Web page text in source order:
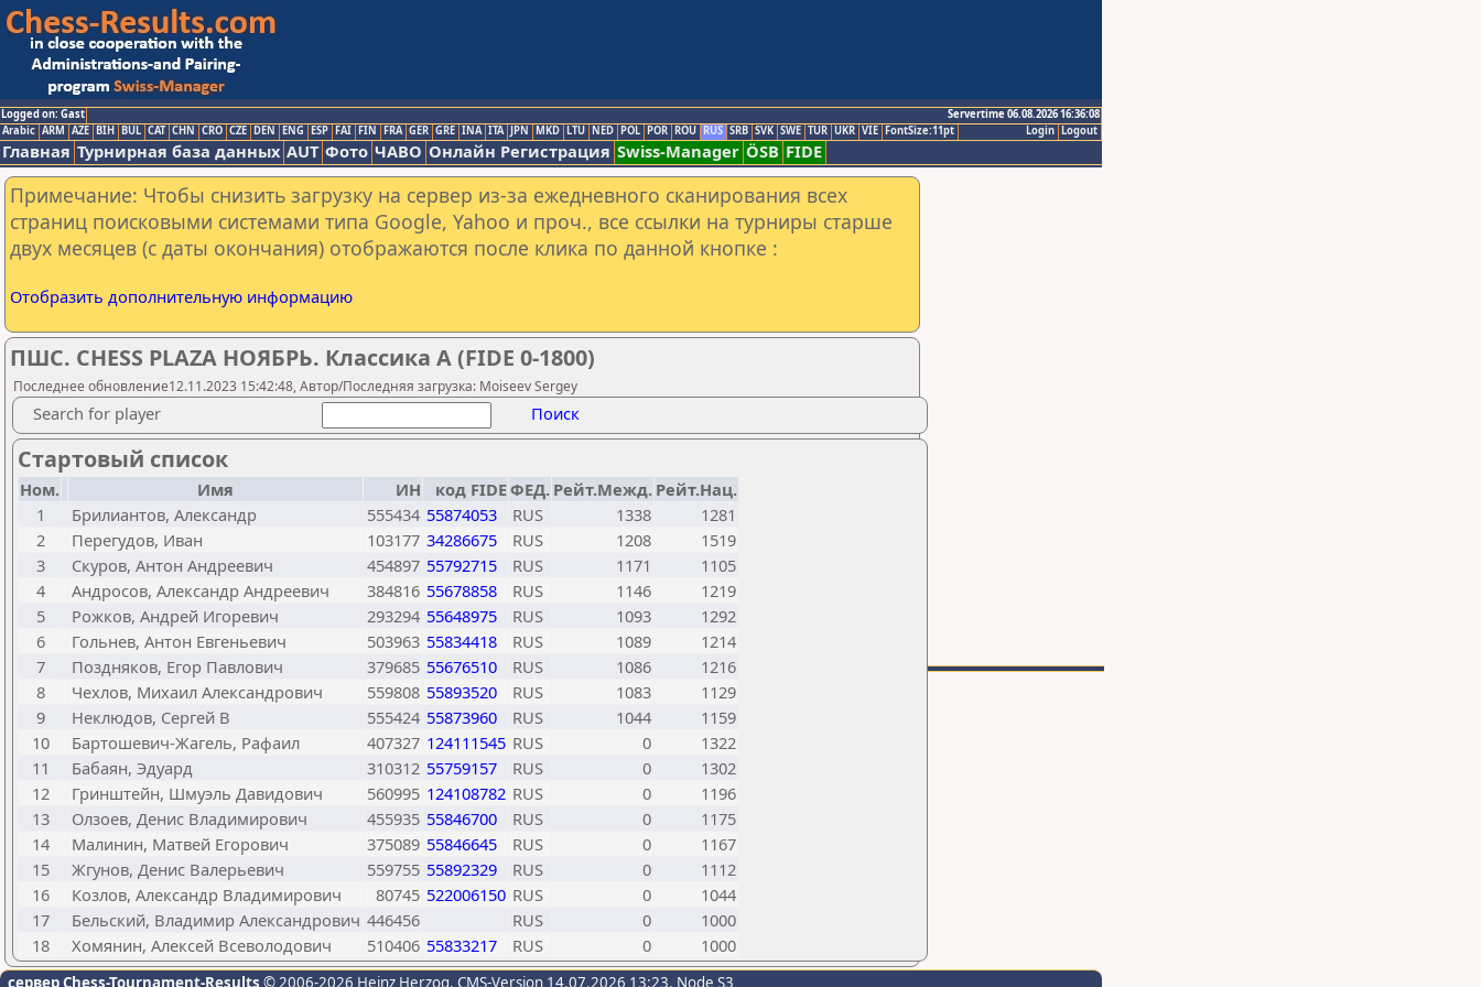
Logged on: Gast
Servertime 06.08.2026 16:36:08
Logout
Login
Arabic ARM AZE BIH BUL CAT CHN CRO CZE DEN ENG ESP FAI FIN FRA GER GRE INA ITA JPN MKD LTU NED POL POR ROU RUS SRB SVK SWE TUR UKR VIE FontSize:11pt
Главная Турнирная база данных AUT Фото ЧАВО Онлайн Регистрация Swiss-Manager ÖSB FIDE
Примечание: Чтобы снизить загрузку на сервер из-за ежедневного сканирования всех
страниц поисковыми системами типа Google, Yahoo и проч., все ссылки на турниры старше
двух месяцев (с даты окончания) отображаются после клика по данной кнопке :
Отобразить дополнительную информацию
ПШС. CHESS PLAZA НОЯБРЬ. Классика А (FIDE 0-1800)
Последнее обновление12.11.2023 15:42:48, Автор/Последняя загрузка: Moiseev Sergey
Search for player Поиск
Стартовый список
Ном. Имя ИН код FIDEФЕД. Рейт.Межд. Рейт.Нац.
1
Брилиантов, Александр 555434 55874053 RUS 1338
1281
2
Перегудов, Иван 103177 34286675 RUS 1208
1519
3
Скуров, Антон Андреевич 454897 55792715 RUS 1171
1105
4
Андросов, Александр Андреевич 384816 55678858 RUS 1146
1219
5
Рожков, Андрей Игоревич 293294 55648975 RUS 1093
1292
6
Гольнев, Антон Евгеньевич 503963 55834418 RUS 1089
1214
7
Поздняков, Егор Павлович 379685 55676510 RUS 1086
1216
8
Чехлов, Михаил Александрович 559808 55893520 RUS 1083
1129
9
Неклюдов, Сергей В 555424 55873960 RUS 1044
1159
10
Бартошевич-Жагель, Рафаил 407327 124111545 RUS 0
1322
11
Бабаян, Эдуард 310312 55759157 RUS 0
1302
12
Гринштейн, Шмуэль Давидович 560995 124108782 RUS 0
1196
13
Олзоев, Денис Владимирович 455935 55846700 RUS 0
1175
14
Малинин, Матвей Егорович 375089 55846645 RUS 0
1167
15
Жгунов, Денис Валерьевич 559755 55892329 RUS 0
1112
16
Козлов, Александр Владимирович 80745 522006150 RUS 0
1044
17
Бельский, Владимир Александрович 446456 RUS 0
1000
18
Хомянин, Алексей Всеволодович 510406 55833217 RUS 0 1000
сервер Chess-Tournament-Results © 2006-2026 Heinz Herzog, CMS-Version 14.07.2026 13:23, Node S3